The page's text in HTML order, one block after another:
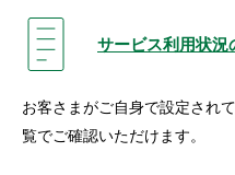
サービス利用状況
お客さまがご自身で設定され
覧でご確認いただけます。